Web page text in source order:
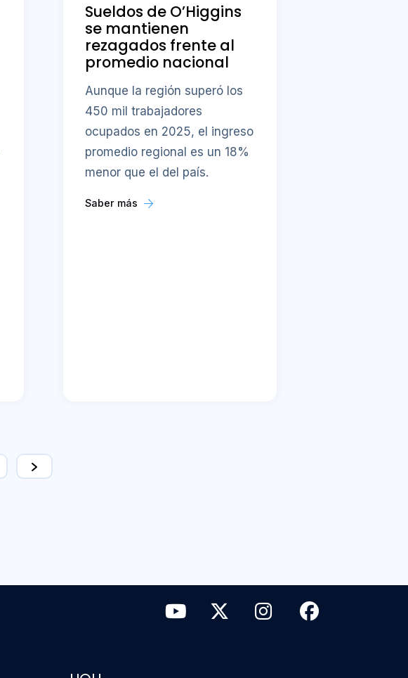
Sueldos de O’Higgins
se mantienen
rezagados frente al
promedio nacional
Aunque la región superó los
450 mil trabajadores
ocupados en 2025, el ingreso
promedio regional es un 18%
menor que el del país.
Saber más